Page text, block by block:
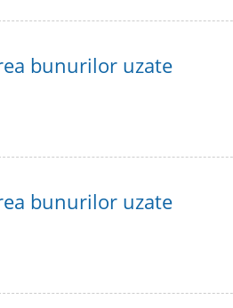
bunurilor uzate
bunurilor uzate